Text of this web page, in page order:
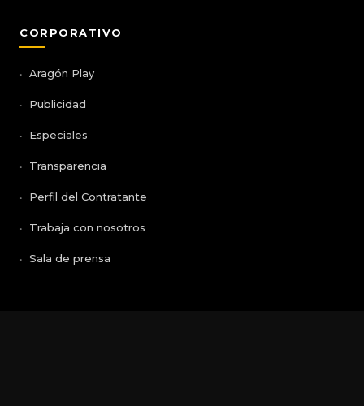
CORPORATIVO
Aragón Play
Publicidad
Especiales
Transparencia
Perfil del Contratante
Trabaja con nosotros
Sala de prensa